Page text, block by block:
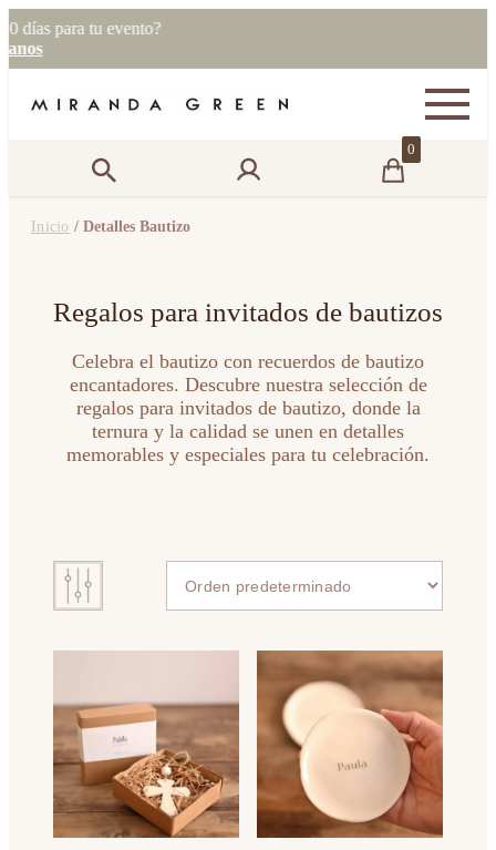
para tu evento?
0
Inicio / Detalles Bautizo
Regalos para invitados de bautizos
Celebra el bautizo con recuerdos de bautizo
encantadores. Descubre nuestra selección de
regalos para invitados de bautizo, donde la
ternura y la calidad se unen en detalles
memorables y especiales para tu celebración.
producto
tiene
múltiples
variantes.
Las
opciones
se
pueden
elegir